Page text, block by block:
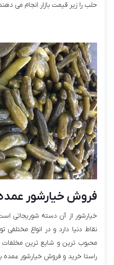
حلب را زیر قیمت بازار انجام می
فروش خیارشور
خیارشور از آن دسته شوریجاتی
نقاط دنیا دارد و در انواع
محبوب ترین و شایع ترین
راستا خرید و فروش خیارشور عمده